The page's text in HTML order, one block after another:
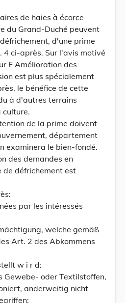
de haies à écorce
du Grand-Duché peuvent
d'une prime
4 ci-après. Sur l'avis motivé
F Amélioration des
est plus spécialement
le bénéfice de cette
à d'autres terrains
culture.
de la prime doivent
département
examinera le bien-fondé.
des demandes en
défrichement est
par les intéressés
welche gemäß
Art. 2 des Abkommens
w i r d:
oder Textilstoffen,
anderweitig nicht